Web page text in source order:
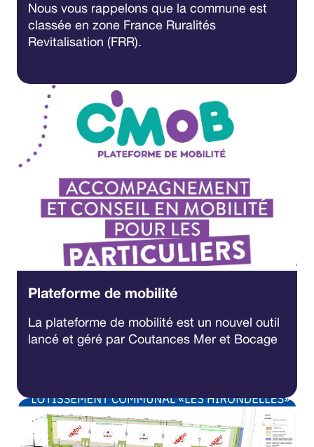
Nous vous rappelons que la commune est
classée en zone France Ruralités
Revitalisation (FRR).
Plateforme de mobilité
La plateforme de mobilité est un nouvel outil
lancé et géré par Coutances Mer et Bocage